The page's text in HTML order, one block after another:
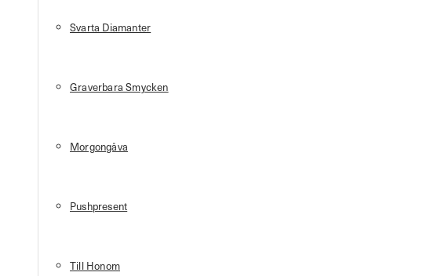
Svarta Diamanter
Graverbara Smycken
Morgongåva
Pushpresent
Till Honom